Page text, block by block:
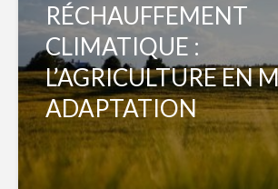
RÉCHAUFFEMENT
CLIMATIQUE :
L’AGRICULTURE EN
ADAPTATION